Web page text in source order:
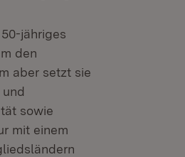
jähriges
den
aber setzt sie
sowie
mit einem